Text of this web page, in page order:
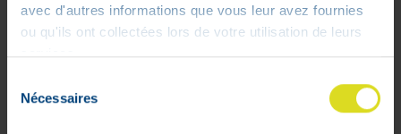
avec d'autres informations que vous leur avez fournies
ou qu'ils ont collectées lors de votre utilisation de leurs
services.
Nécessaires
Apotheek Florence Dehalu
rue de Limbourg, 31 A
4800 Verviers (Belgique)